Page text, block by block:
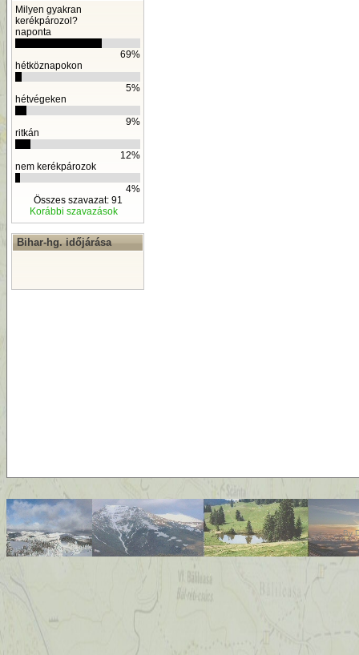
Milyen gyakran
kerékpározol?
naponta
69%
hétköznapokon
5%
hétvégeken
9%
ritkán
12%
nem kerékpározok
4%
Összes szavazat: 91
Korábbi szavazások
Bihar-hg. időjárása
By